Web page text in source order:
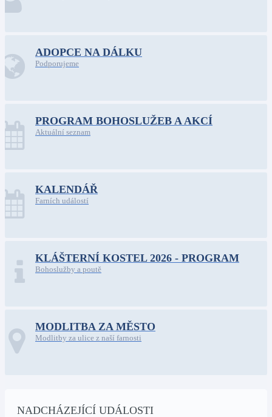
ADOPCE NA DÁLKU
Podporujeme
PROGRAM BOHOSLUŽEB A AKCÍ
Aktuální seznam
KALENDÁŘ
Farních událostí
KLÁŠTERNÍ KOSTEL 2026 - PROGRAM
Bohoslužby a poutě
MODLITBA ZA MĚSTO
Modlitby za ulice z naší farnosti
NADCHÁZEJÍCÍ UDÁLOSTI